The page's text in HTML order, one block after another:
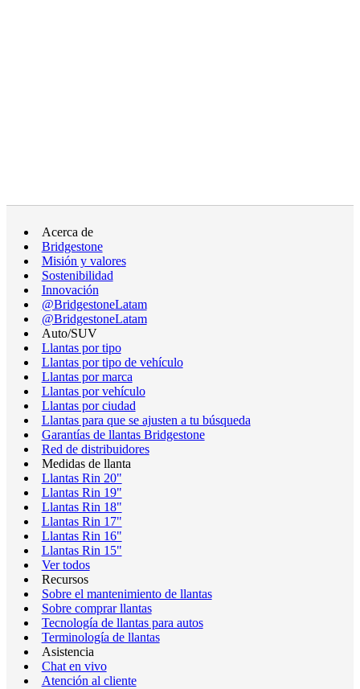
Acerca de
Bridgestone
Misión y valores
Sostenibilidad
Innovación
@BridgestoneLatam
@BridgestoneLatam
Auto/SUV
Llantas por tipo
Llantas por tipo de vehículo
Llantas por marca
Llantas por vehículo
Llantas por ciudad
Llantas para que se ajusten a tu búsqueda
Garantías de llantas Bridgestone
Red de distribuidores
Medidas de llanta
Llantas Rin 20"
Llantas Rin 19"
Llantas Rin 18"
Llantas Rin 17"
Llantas Rin 16"
Llantas Rin 15"
Ver todos
Recursos
Sobre el mantenimiento de llantas
Sobre comprar llantas
Tecnología de llantas para autos
Terminología de llantas
Asistencia
Chat en vivo
Atención al cliente